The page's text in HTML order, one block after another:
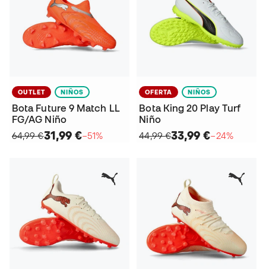
OUTLET NIÑOS
Bota Future 9 Match LL
FG/AG Niño
64,99 €31,99 €−51%
OFERTA NIÑOS
Bota King 20 Play Turf
Niño
44,99 €33,99 €−24%